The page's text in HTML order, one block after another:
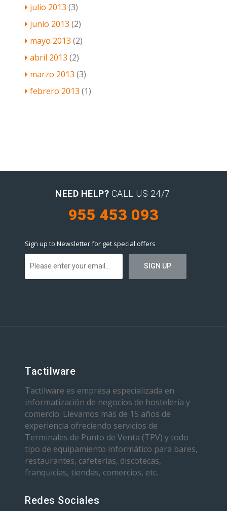
julio 2013 (3)
junio 2013 (2)
mayo 2013 (2)
abril 2013 (2)
marzo 2013 (3)
febrero 2013 (1)
NEED HELP? CALL US 24/7:
955 453 093
Sign up to Newsletter for get special offers
Tactilware
Tactilware es empresa especializada en
informatización de negocios de hostelería y
comercio. Llevamos más de 15 años de
experiencia ofreciendo servicios de
Terminales de Punto de Venta (TPV) y todo
tipo de equipamiento informático para bares,
restaurantes, cafeterías, discotecas,
franquicias, tiendas, comercios, etc.
Redes Sociales